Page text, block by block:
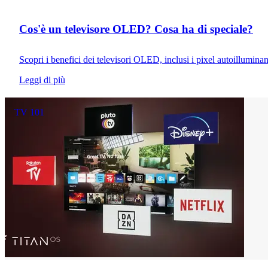
Cos'è un televisore OLED? Cosa ha di speciale?
Scopri i benefici dei televisori OLED, inclusi i pixel
Leggi di più
TV 101